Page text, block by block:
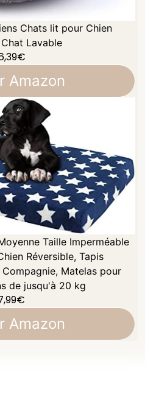
Chats lit pour Chien
Lavable
€
Amazon
Taille Imperméable
Réversible, Tapis
Matelas pour
de jusqu'à 20 kg
€
Amazon